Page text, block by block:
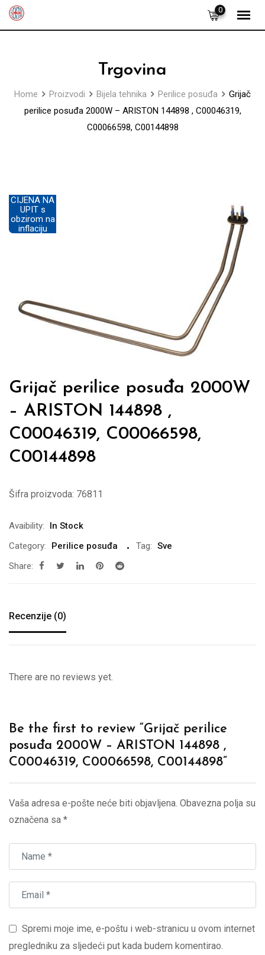
Skip
0
Trgovina
Home Proizvodi Bijela tehnika Perilice posuđa
Grijač
perilice posuđa 2000W – ARISTON 144898 , C00046319,
C00066598, C00144898
CIJENA NA
UPIT s
obzirom na
inflaciju
Grijač perilice posuđa 2000W
– ARISTON 144898 ,
C00046319, C00066598,
C00144898
Šifra proizvoda: 76811
Avaibility:
In Stock
Category:
Perilice posuđa Tag: Sve
Share:
Recenzije (0)
There are no reviews yet.
Be the first to review “Grijač perilice
posuđa 2000W – ARISTON 144898 ,
C00046319, C00066598, C00144898”
Vaša adresa e-pošte neće biti objavljena. Obavezna polja su
označena sa *
Spremi moje ime, e-poštu i web-stranicu u ovom internet
pregledniku za sljedeći put kada budem komentirao.